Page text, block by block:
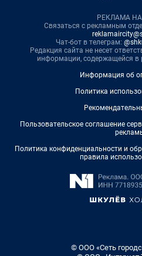
РЕКЛАМА
Связаться с рекламным
Чат-бот в телеграм:
Редакция сайта не несет
информации, содержащейся в
Информация об
Политика
Пользовательское соглашение
Политика конфиденциальности и
правила
© ООО «Сеть